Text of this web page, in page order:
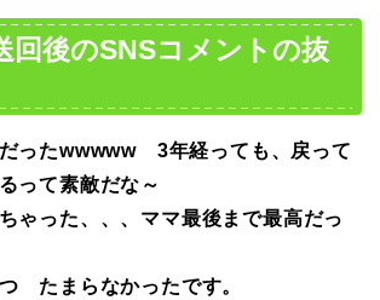
回後のSNSコメントの抜
だったwwwww 3年経っても、戻って
って素敵だな～
ゃった、、、ママ最後まで最高だっ
たまらなかったです。